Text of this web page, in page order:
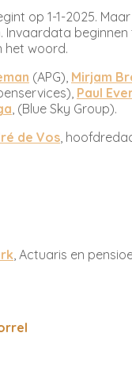
op 1-1-2025.
Invaardata beginnen
het woord.
(APG), Mirjam
Paul
, (Blue Sky Group).
de Vos ,
, Actuaris en